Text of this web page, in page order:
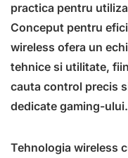
practica pentru
Conceput pentru
wireless ofera un
tehnice si utilitate,
cauta control precis
dedicate gaming-ului.
Tehnologia wireless